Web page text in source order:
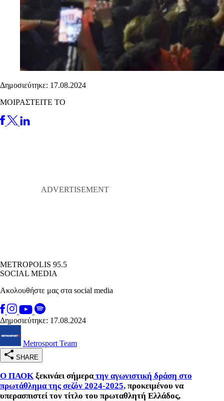
Δημοσιεύτηκε: 17.08.2024
ΜΟΙΡΑΣΤΕΙΤΕ ΤΟ
METROPOLIS 95.5
SOCIAL MEDIA
Ακολουθήστε μας στα social media
Δημοσιεύτηκε: 17.08.2024
Metrosport Team
SHARE
Ο ΠΑΟΚ ξεκινάει σήμερατην αγωνιστική δράση στο
πρωτάθλημα της σεζόν 2024-2025, προκειμένου να
υπερασπιστεί τον τίτλο του πρωταθλητή Ελλάδος,